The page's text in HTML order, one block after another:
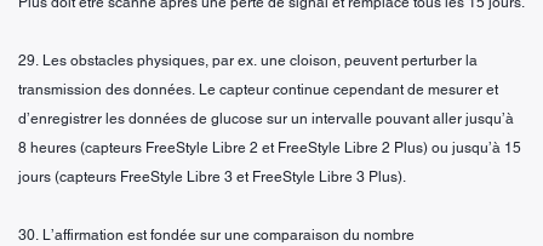
29. Les obstacles physiques, par ex. une cloison, peuvent perturber la
transmission des données. Le capteur continue cependant de mesurer et
d’enregistrer les données de glucose sur un intervalle pouvant aller jusqu’à
8 heures (capteurs FreeStyle Libre 2 et FreeStyle Libre 2 Plus) ou jusqu’à 15
jours (capteurs FreeStyle Libre 3 et FreeStyle Libre 3 Plus).
30. L’affirmation est fondée sur une comparaison du nombre